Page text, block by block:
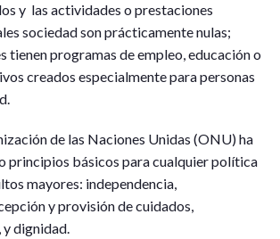
y las actividades o prestaciones
sociedad son prácticamente nulas;
tienen programas de empleo, educación o
creados especialmente para personas
de las Naciones Unidas (ONU) ha
principios básicos para cualquier política
mayores: independencia,
y provisión de cuidados,
dignidad.